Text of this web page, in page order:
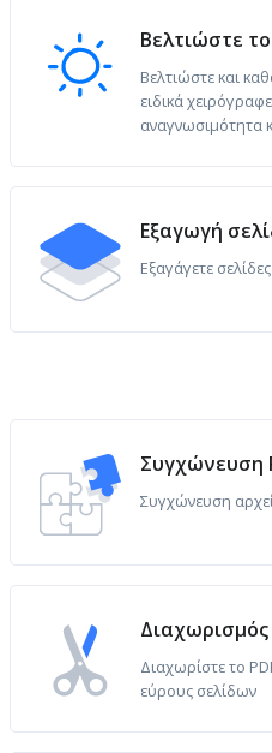
Βελτιώστε
Βελτιώστε και
ειδικά
αναγνωσιμότητα
Εξαγωγή
Εξαγάγετε
Συγχώνευση
Συγχώνευση
Διαχωρισμός
Διαχωρίστε το
εύρους σελίδων